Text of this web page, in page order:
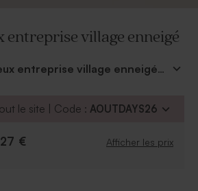
entreprise village enneigé
entreprise village enneigé
texte de bonne année pour
le site | Code : AOUTDAYS26
€ Afficher les prix